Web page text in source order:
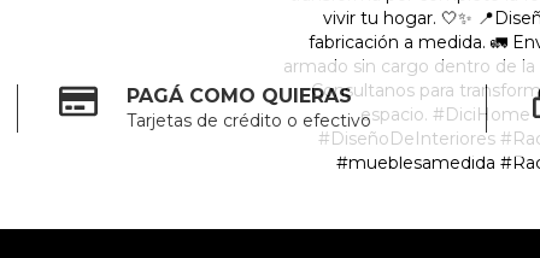
PAGÁ COMO QUIERAS
Tarjetas de crédito o efectivo